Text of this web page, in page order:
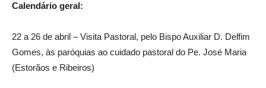
Calendário geral:
22 a 26 de abril – Visita Pastoral, pelo Bispo Auxiliar D. Delfim
Gomes, às paróquias ao cuidado pastoral do Pe. José Maria
(Estorãos e Ribeiros)